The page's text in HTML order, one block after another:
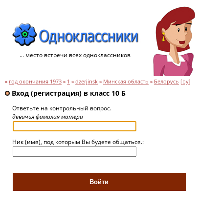
... место встречи всех одноклассников
» год окончания 1973 » 1 » dzerjinsk » Минская область » Белорусь [by]
Вход (регистрация) в класс 10 Б
Ответьте на контрольный вопрос.
девичья фамилия матери
Ник (имя), под которым Вы будете общаться.: